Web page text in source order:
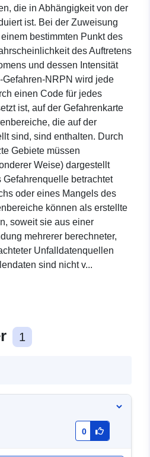
die in Abhängigkeit von der
ist. Bei der Zuweisung
bestimmten Punkt des
des Auftretens
und dessen Intensität
Gefahren-NRPN wird jede
einen Code für jedes
ist, auf der Gefahrenkarte
die auf der
sind, sind enthalten. Durch
Gebiete müssen
Weise) dargestellt
betrachtet
oder eines Mangels des
können als erstellte
soweit sie aus einer
mehrerer berechneter,
Unfalldatenquellen
sind nicht v...
1
0